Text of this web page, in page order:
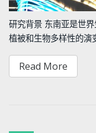
研究背景 东南亚是世
植被和生物多样性的
Read More